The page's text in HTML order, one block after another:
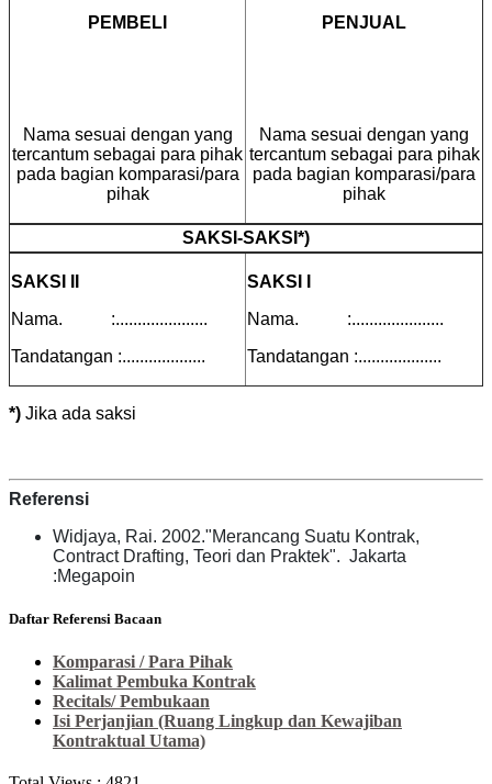
PEMBELI
Nama sesuai dengan yang
tercantum sebagai para pihak
pada bagian komparasi/para
pihak
PENJUAL
Nama sesuai dengan yang
tercantum sebagai para pihak
pada bagian komparasi/para
pihak
SAKSI-SAKSI*)
SAKSI II
Nama. :.....................
Tandatangan :...................
SAKSI I
Nama. :.....................
Tandatangan :...................
*) Jika ada saksi
Referensi
Widjaya, Rai. 2002."Merancang Suatu Kontrak,
Contract Drafting, Teori dan Praktek". Jakarta
:Megapoin
Daftar Referensi Bacaan
Komparasi / Para Pihak
Kalimat Pembuka Kontrak
Recitals/ Pembukaan
Isi Perjanjian (Ruang Lingkup dan Kewajiban
Kontraktual Utama)